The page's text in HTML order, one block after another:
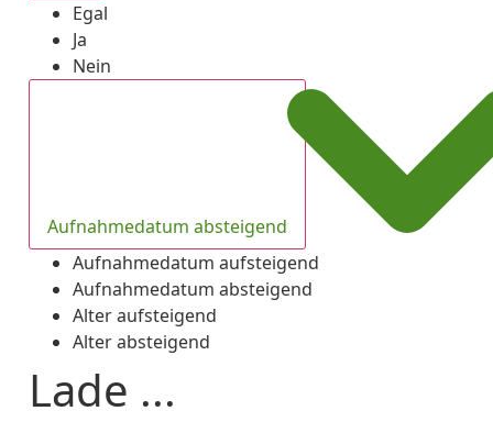
Egal
Ja
Nein
Aufnahmedatum absteigend
Aufnahmedatum aufsteigend
Aufnahmedatum absteigend
Alter aufsteigend
Alter absteigend
Lade ...